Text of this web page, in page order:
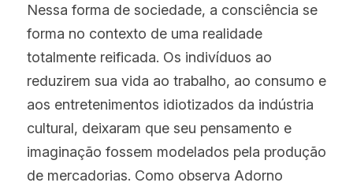
Nessa forma de sociedade, a consciência se
forma no contexto de uma realidade
totalmente reificada. Os indivíduos ao
reduzirem sua vida ao trabalho, ao consumo e
aos entretenimentos idiotizados da indústria
cultural, deixaram que seu pensamento e
imaginação fossem modelados pela produção
de mercadorias. Como observa Adorno